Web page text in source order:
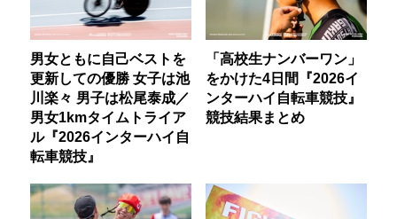
男女ともに自己ベストを
更新しての優勝 女子は池
川楽々 男子は松尾泰成／
男女1kmタイムトライア
ル『2026インターハイ自
転車競技』
「高校生ナンバーワン」
をかけた4日間『2026イ
ンターハイ自転車競技』
競技結果まとめ